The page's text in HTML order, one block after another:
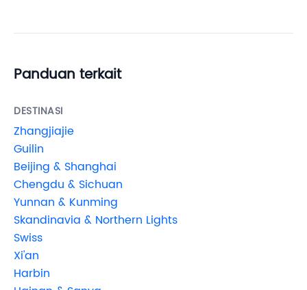
Panduan terkait
DESTINASI
Zhangjiajie
Guilin
Beijing & Shanghai
Chengdu & Sichuan
Yunnan & Kunming
Skandinavia & Northern Lights
Swiss
Xi'an
Harbin